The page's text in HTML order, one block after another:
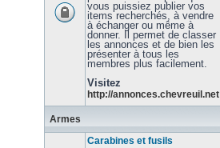
vous puissiez publier vos
items recherchés, à vendre
à échanger ou même à
donner. Il permet de classer
les annonces et de bien les
présenter à tous les
membres plus facilement.
Visitez
http://annonces.chevreuil.net
Armes
Carabines et fusils